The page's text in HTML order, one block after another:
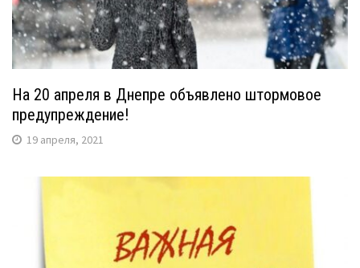
На 20 апреля в Днепре объявлено штормовое
предупреждение!
19 апреля, 2021